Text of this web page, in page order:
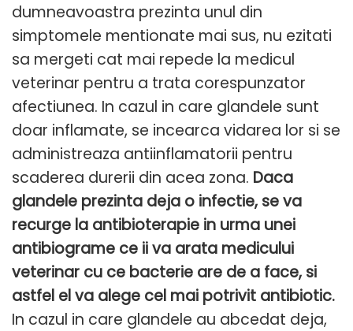
dumneavoastra prezinta unul din
simptomele mentionate mai sus, nu ezitati
sa mergeti cat mai repede la medicul
veterinar pentru a trata corespunzator
afectiunea. In cazul in care glandele sunt
doar inflamate, se incearca vidarea lor si se
administreaza antiinflamatorii pentru
scaderea durerii din acea zona. Daca
glandele prezinta deja o infectie, se va
recurge la antibioterapie in urma unei
antibiograme ce ii va arata medicului
veterinar cu ce bacterie are de a face, si
astfel el va alege cel mai potrivit antibiotic.
In cazul in care glandele au abcedat deja,